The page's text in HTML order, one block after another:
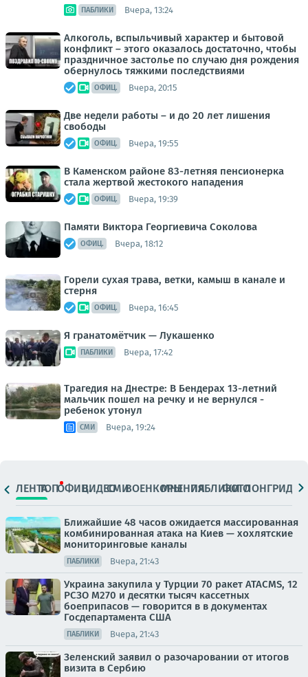
ПАБЛИКИ Вчера, 13:24
Алкоголь, вспыльчивый характер и бытовой
конфликт – этого оказалось достаточно, чтобы
праздничное застолье по случаю дня рождения
обернулось тяжкими последствиями
ОФИЦ. Вчера, 20:15
Две недели работы – и до 20 лет лишения
свободы
ОФИЦ. Вчера, 19:55
В Каменском районе 83-летняя пенсионерка
стала жертвой жестокого нападения
ОФИЦ. Вчера, 19:39
Памяти Виктора Георгиевича Соколова
ОФИЦ. Вчера, 18:12
Горели сухая трава, ветки, камыш в канале и
стерня
ОФИЦ. Вчера, 16:45
Я гранатомётчик — Лукашенко
ПАБЛИКИ Вчера, 17:42
Трагедия на Днестре: В Бендерах 13-летний
мальчик пошел на речку и не вернулся -
ребенок утонул
СМИ Вчера, 19:24
ЛЕНТАТОПОФИЦ.ВИДЕОСМИВОЕНКОРЫМНЕНИЯПАБЛИКИ
ФОТОЛОНГРИДЫ
Ближайшие 48 часов ожидается массированная
комбинированная атака на Киев — хохлятские
мониторинговые каналы
ПАБЛИКИ Вчера, 21:43
Украина закупила у Турции 70 ракет ATACMS, 12
РСЗО M270 и десятки тысяч кассетных
боеприпасов — говорится в в документах
Госдепартамента США
ПАБЛИКИ Вчера, 21:43
Зеленский заявил о разочаровании от итогов
визита в Сербию